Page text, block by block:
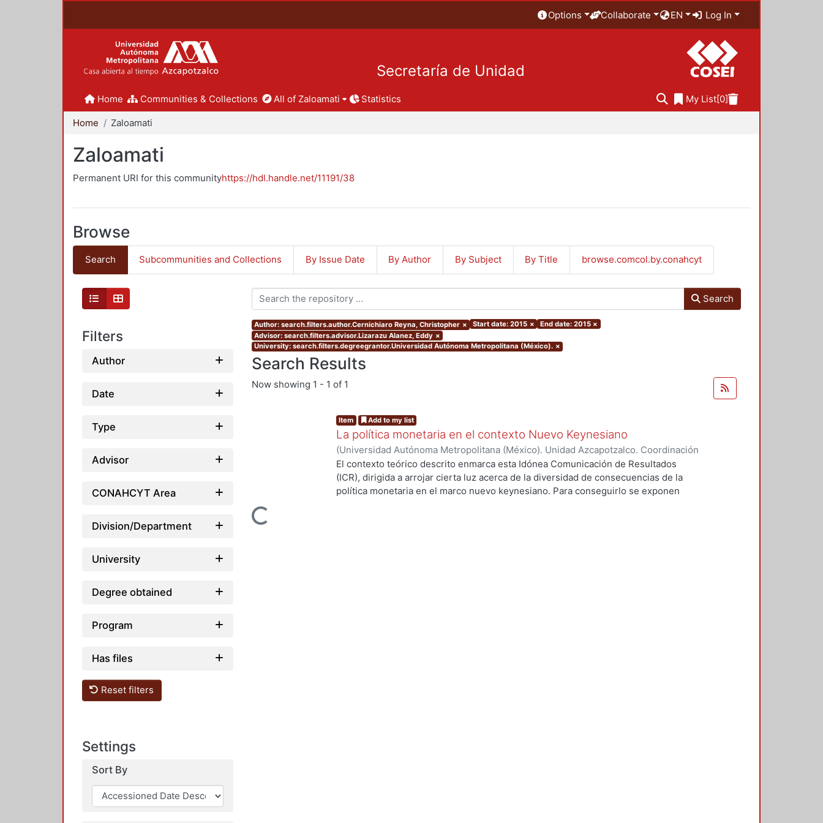
Options Collaborate EN Log In
Secretaría de Unidad
Home Communities & Collections All of Zaloamati Statistics My List[0]
Home Zaloamati
Zaloamati
Permanent URI for this communityhttps://hdl.handle.net/11191/38
Browse
Search Subcommunities and Collections By Issue Date By Author By Subject By Title browse.comcol.by.conahcyt
Filters
Author
Date
Type
Advisor
CONAHCYT Area
Division/Department
University
Degree obtained
Program
Has files
Reset filters
Settings
Sort By
Search
Author: search.filters.author.Cernichiaro Reyna, Christopher × Start date: 2015 × End date: 2015 ×
Advisor: search.filters.advisor.Lizarazu Alanez, Eddy ×
University: search.filters.degreegrantor.Universidad Autónoma Metropolitana (México). ×
Search Results
Now showing 1 - 1 of 1
Loading...
Item Add to my list
La política monetaria en el contexto Nuevo Keynesiano
(Universidad Autónoma Metropolitana (México). Unidad Azcapotzalco. Coordinación
de Servicios de Información.,2015-12-09)Cernichiaro Reyna, Christopher
El contexto teórico descrito enmarca esta Idónea Comunicación de Resultados
(ICR), dirigida a arrojar cierta luz acerca de la diversidad de consecuencias de la
política monetaria en el marco nuevo keynesiano. Para conseguirlo se exponen